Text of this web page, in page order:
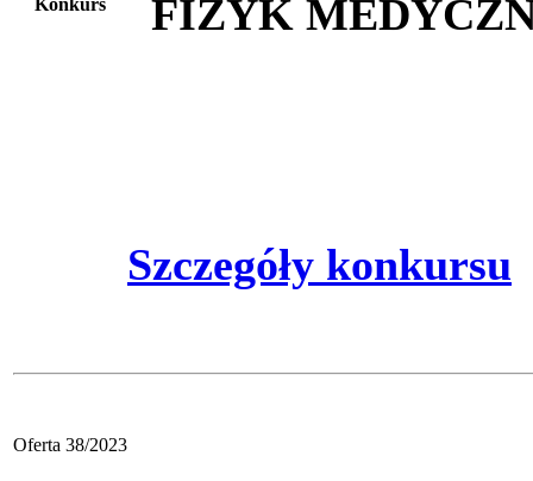
FIZYK
Szczegóły konkursu
Oferta 38/2023